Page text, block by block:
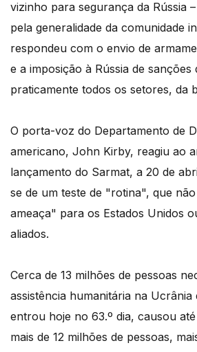
vizinho para segurança da Rússia
pela generalidade da comunidade
respondeu com o envio de
e a imposição à Rússia de sanções
praticamente todos os setores, da
O porta-voz do Departamento de
americano, John Kirby, reagiu ao
lançamento do Sarmat, a 20 de
se de um teste de "rotina", que
ameaça" para os Estados Unidos
aliados.
Cerca de 13 milhões de pessoas
assistência humanitária na Ucrânia
entrou hoje no 63.º dia, causou
mais de 12 milhões de pessoas,